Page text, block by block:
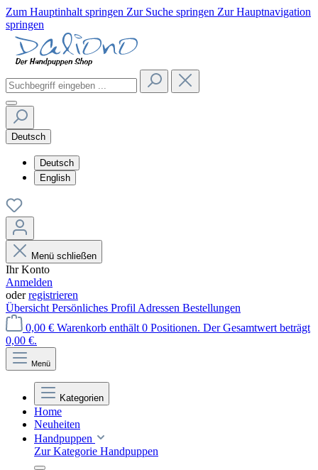
Zum Hauptinhalt springen Zur Suche springen Zur Hauptnavigation
springen
Deutsch
Deutsch
English
Menü schließen
Ihr Konto
Anmelden
oderregistrieren
Übersicht Persönliches Profil Adressen Bestellungen
0,00 € Warenkorb enthält 0 Positionen. Der Gesamtwert beträgt
0,00 €.
Menü
Kategorien
Home
Neuheiten
Handpuppen
Zur Kategorie Handpuppen